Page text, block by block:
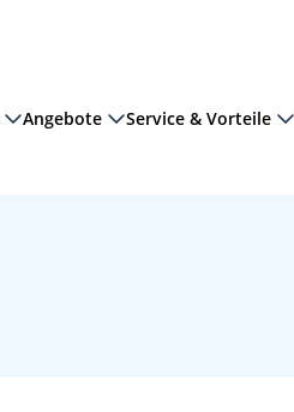
Angebote Service & Vorteile